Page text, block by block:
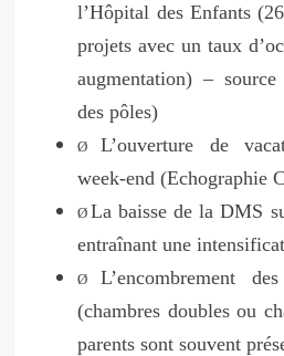
l’Hôpital des Enfants
projets avec un taux
augmentation) –
des pôles)
Ø
L’ouverture de
week-end (Echographie
Ø La baisse de la DMS
entraînant une
Ø
L’encombrement
(chambres doubles ou
parents sont souvent